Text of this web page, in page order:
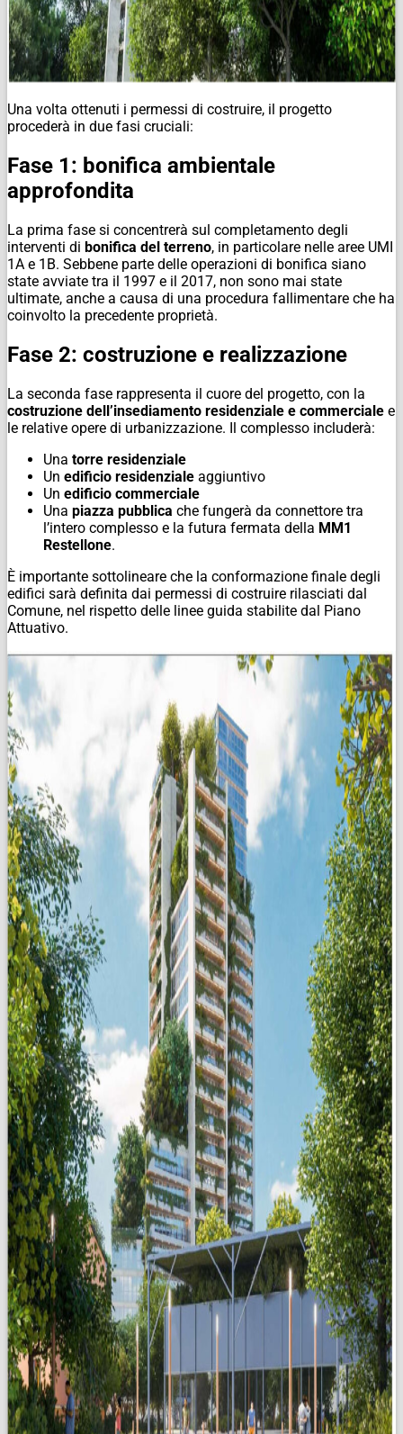
Una volta ottenuti i permessi di costruire, il progetto
procederà in due fasi cruciali:
Fase 1: bonifica ambientale
approfondita
La prima fase si concentrerà sul completamento degli
interventi di bonifica del terreno, in particolare nelle aree UMI
1A e 1B. Sebbene parte delle operazioni di bonifica siano
state avviate tra il 1997 e il 2017, non sono mai state
ultimate, anche a causa di una procedura fallimentare che ha
coinvolto la precedente proprietà.
Fase 2: costruzione e realizzazione
La seconda fase rappresenta il cuore del progetto, con la
costruzione dell’insediamento residenziale e commerciale e
le relative opere di urbanizzazione. Il complesso includerà:
Una torre residenziale
Un edificio residenziale aggiuntivo
Un edificio commerciale
Una piazza pubblica che fungerà da connettore tra
l’intero complesso e la futura fermata della MM1
Restellone.
È importante sottolineare che la conformazione finale degli
edifici sarà definita dai permessi di costruire rilasciati dal
Comune, nel rispetto delle linee guida stabilite dal Piano
Attuativo.